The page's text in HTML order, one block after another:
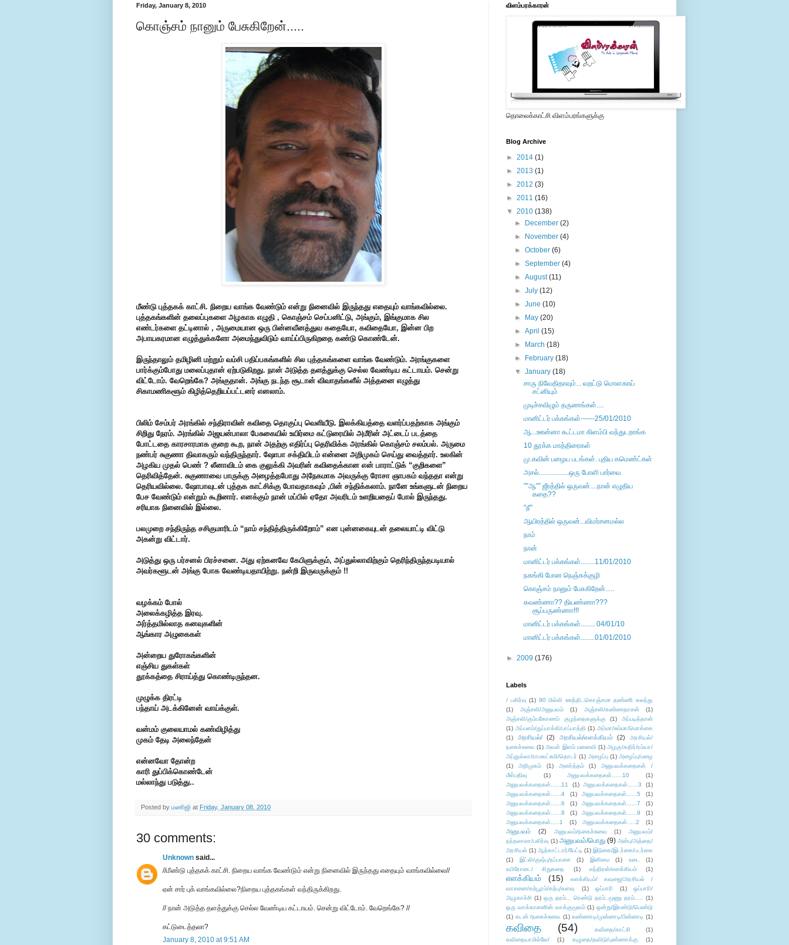
Friday, January 8, 2010
கொஞ்சம் நானும் பேசுகிறேன்.....
மீண்டு புத்தகக் காட்சி. நிறைய வாங்க வேண்டும் என்று நினைவில் இருந்தது எதையும் வாங்கவில்லை.
புத்தகங்களின் தலைப்புகளை அழகாக எழுதி , கொஞ்சம் செப்பனிட்டு, அங்கும், இங்குமாக சில
எண்டர்களை தட்டினால் , அருமையான ஒரு பின்னவீனத்துவ கதையோ, கவிதையோ, இன்ன பிற
அபாயகரமான எழுத்துக்களோ அமைந்துவிடும் வாய்ப்பிருகிறதை கண்டு கொண்டேன்.
இருந்தாலும் தமிழினி மற்றும் வம்சி பதிப்பகங்களில் சில புத்தகங்களை வாங்க வேண்டும். அரங்குகளை
பார்க்கும்போது மலைப்புதான் ஏற்படுகிறது. நான் அடுத்த தளத்துக்கு செல்ல வேண்டிய கட்டாயம். சென்று
விட்டோம். வேறெங்கே? அங்குதான். அங்கு நடந்த சூடான் விவாதங்களீல் அத்தனை எழுத்து
சிகாமணிகளூம் கிழித்தெறியப்பட்டனர் எனலாம்.
பிலிம் சேம்பர் அரங்கில் சந்திராவின் கவிதை தொகுப்பு வெளியீடு. இலக்கியத்தை வளர்ப்பதற்காக அங்கும்
சிறிது நேரம். அரங்கில் அஜயன்பாலா பேசுகையில் உயிர்மை கட்டுரையில் அமீரின் அட்டைப் படத்தை
போட்டதை காரசாரமாக குறை கூற, நான் அதற்கு எதிர்ப்பு தெரிவிக்க அரங்கில் கொஞ்சம் சலம்பல். அருமை
நண்பர் சுகுணா திவாகரும் வந்திருந்தார். ஷோபா சக்தியிடம் என்னை அறிமுகம் செய்து வைத்தார். உலகின்
அழகிய முதல் பெண் ? லீனாவிடம் கை குலுக்கி அவரின் கவிதைக்கான என் பாராட்டுக் “குறிகளை”
தெரிவித்தேன். சுகுணாவை பாருக்கு அழைத்தபோது அநேகமாக அவருக்கு ரோசா ஞாபகம் வந்ததா என்று
தெரியவில்லை. ஷோபாவுடன் புத்தக காட்சிக்கு போவதாகவும் ,பின் சந்திக்கலாம். நானே உங்களுடன் நிறைய
பேச வேண்டும் என்றும் கூறினார். எனக்கும் நான் மப்பில் ஏதோ அவரிடம் உளறியதைப் போல் இருந்தது.
சரியாக நினைவில் இல்லை.
பலமுறை சந்திருந்த சசிகுமாரிடம் “நாம் சந்தித்திருக்கிறோம்” என புன்னகையுடன் தலையாட்டி விட்டு
அகன்று விட்டார்.
அடுத்து ஒரு பர்சனல் பிரச்சனை. அது ஏற்கனவே கேபிளுக்கும், அப்துல்லாவிற்கும் தெரிந்திருந்தபடியால்
அவர்களூடன் அங்கு போக வேண்டியதாயிற்று. நன்றி இருவருக்கும் !!
வழக்கம் போல்
அலைக்கழித்த இரவு.
அர்த்தமில்லாத கனவுகளின்
ஆங்கார அழுகைகள்
அன்றைய துரோகங்களின்
எஞ்சிய துகள்கள்
தூக்கத்தை சிராய்த்து கொண்டிருந்தன.
முழுக்க திரட்டி
பந்தாய் அடக்கினேன் வாய்க்குள்.
வன்மம் குலையாமல் கண்விழித்து
முகம் தேடி அலைந்தேன்
என்னவோ தோன்ற
காரி துப்பிக்கொண்டேன்
மல்லாந்து படுத்து..
Posted by மணிஜி at Friday, January 08, 2010
30 comments:
Unknown said...
//மீண்டு புத்தகக் காட்சி. நிறைய வாங்க வேண்டும் என்று நினைவில் இருந்தது எதையும் வாங்கவில்லை//
ஏன் சார் புக் வாங்கவில்லை?நிறைய புத்தகங்கள் வந்திருக்கிறது.
// நான் அடுத்த தளத்துக்கு செல்ல வேண்டிய கட்டாயம். சென்று விட்டோம். வேறெங்கே? //
கட்டுடைத்தலா?
January 8, 2010 at 9:51 AM
விளம்பரக்காரன்
தொலைக்காட்சி விளம்பரங்களுக்கு
Blog Archive
► 2014 (1)
► 2013 (1)
► 2012 (3)
► 2011 (16)
▼ 2010 (138)
►
December(2)
►
November(4)
►October(6)
►September(4)
►August(11)
►July(12)
►June(10)
►
May(20)
►April(15)
►
March(18)
►
February(18)
▼January(18)
சாரு நிவேதிதாவும்... வறட்டு மொளகாய்
சட்னியும்
முடிச்சவிழும் தருணங்கள்....
மானிட்டர் பக்கங்கள்------25/01/2010
ஆ...ஊன்னா கூட்டமா கிளம்பி வந்துடறாங்க
10 தூக்க மாத்திரைகள்
மு.கவின் பழைய படங்கள். புதிய கமெண்ட்கள்
அசல்.................ஒரு போளி பார்வை
””ஆ”” ஜீரத்தில் ஒருவன்....நான் எழுதிய
கதை??
”நீ”
ஆயிரத்தில் ஒருவன்...விமர்சனமல்ல
நாம்
நான்
மானிட்டர் பக்கங்கள்........11/01/2010
நசுங்கி போன நெஞ்சுக்குழி
கொஞ்சம் நானும் பேசுகிறேன்.....
சுவண்ணா?? தியண்ணா???
சூப்பருண்ணா!!!
மானிட்டர் பக்கங்கள்........ 04/01/10
மானிட்டர் பக்கங்கள்........01/01/2010
► 2009 (176)
Labels
/ பகிர்வு (1) 90 மில்லி ஊத்தி..கொஞ்சமா தண்ணி கலந்து
(1)
அஞ்சலி/அனுபவம் (1) அஞ்சலி/கண்ணதாசன்
(1)
அஞ்சலி/கும்பகோணம் குழந்தைகளுக்கு
(1)
அப்படித்தான்
(1) அப்பளம்/துப்பாக்கி/பாப்பாத்தி (1) அம்மா/சும்மா/மொக்கை
(1)
அரசியல்/ (2) அரசியல்/எளக்கியம் (2)
அரசியல்/
நகைச்சுவை (1) அவள் இளம் மனைவி (1) அழகு/கதிர்/ரம்யா/
அப்துல்லா/ராமலட்சுமி/தொடர் (1) அழைப்பு (1) அழைப்பு/மழை
(1)
அறிமுகம் (1) அனர்த்தம் (1)
அனுபவக்கதைகள் /
மீள்பதிவு
(1) அனுபவக்கதைகள்......10
(1)
அனுபவக்கதைகள்......11
(1) அனுபவக்கதைகள்......3
(1)
அனுபவக்கதைகள்......4
(1) அனுபவக்கதைகள்......5
(1)
அனுபவக்கதைகள்......6
(1) அனுபவக்கதைகள்......7
(1)
அனுபவக்கதைகள்......8
(1) அனுபவக்கதைகள்......9
(1)
அனுபவக்கதைகள்.....1
(1) அனுபவக்கதைகள்.....2 (1)
அனுபவம் (2) அனுபவம்/நகைச்சுவை (1)
அனுபவம்/
நந்தலாலா/பகிர்வு (1) அனுபவம்/பொது (9) அன்பு/அத்தை/
அரசியல் (1) ஆற்காட்டார்/பேட்டி (1) இடுகை/இடர்கை/படர்கை
(1)
இட்லி/குஷ்பு/நப்பாசை (1) இனிமை (1) உடை
(1)
உயிரோடை/ சிறுகதை
(1) எந்திரன்/எளக்கியம் (1)
எளக்கியம் (15)
எளக்கியம்/ கவுஜை/அரசியல் /
வாசனை/கற்பூரம்/கற்பு/களவு
(1) ஒப்பாரி (1)
ஒப்பாரி/
அழுகாச்சி (1) ஒரு தரம்... ரெண்டு தரம்..மூணு தரம்..... (1)
ஒரு வாக்காளனின் வாக்குமூலம் (1) ஒன்று/இரண்டு/பெண்டு
(1) கடன் /நகைச்சுவை (1) கண்ணாடி/முன்னாடி/பின்னாடி (1)
கவிதை (54) கவிதை/காட்சி
(1)
கவிதையாமில்லே/
(1) கழுதை/தவிடு/புண்ணாக்கு
(1)